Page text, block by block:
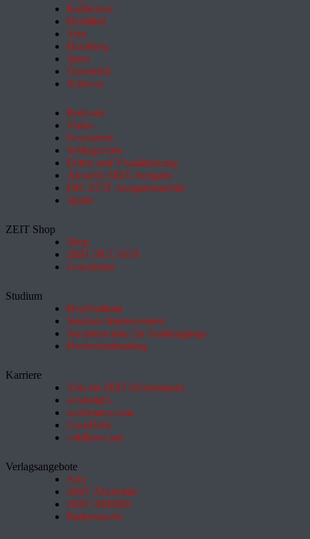
Entdecken
Mobilität
Sinn
Hamburg
Sport
Österreich
Schweiz
Podcasts
Video
Newsletter
Schlagzeilen
Daten und Visualisierung
Aktuelle ZEIT-Ausgabe
DIE ZEIT Ausgabenarchiv
Spiele
ZEIT Shop
Shop
ZEIT BÜCHER
Geschenke
Studium
HeyStudium
Studium-Interessentest
Suchmaschine für Studiengänge
Hochschulranking
Karriere
Jobs im ZEIT Stellenmarkt
academics
academics.com
GoodJobs
e-fellows.net
Verlagsangebote
Abo
ZEIT Akademie
ZEIT REISEN
Partnersuche